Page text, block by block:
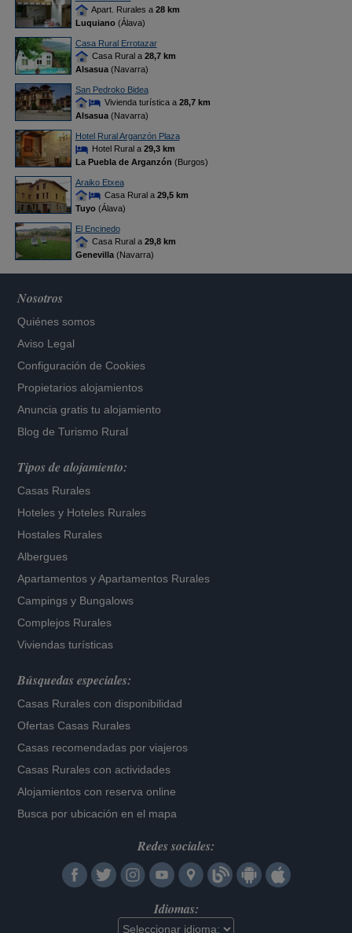
Apart. Rurales a 28 km
Luquiano(Álava)
Casa Rural Errotazar
Casa Rural a 28,7 km
Alsasua(Navarra)
San Pedroko Bidea
Vivienda turística a 28,7 km
Alsasua(Navarra)
Hotel Rural Arganzón Plaza
Hotel Rural a 29,3 km
La Puebla de Arganzón (Burgos)
Araiko Etxea
Casa Rural a 29,5 km
Tuyo(Álava)
El Encinedo
Casa Rural a 29,8 km
Genevilla(Navarra)
Nosotros
Quiénes somos
Aviso Legal
Configuración de Cookies
Propietarios alojamientos
Anuncia gratis tu alojamiento
Blog de Turismo Rural
Tipos de alojamiento:
Casas Rurales
Hoteles y Hoteles Rurales
Hostales Rurales
Albergues
Apartamentos yApartamentos Rurales
Campings y Bungalows
Complejos Rurales
Viviendas turísticas
Búsquedas especiales:
Casas Rurales con disponibilidad
Ofertas Casas Rurales
Casas recomendadas por viajeros
Casas Rurales con actividades
Alojamientos con reserva online
Busca por ubicación en el mapa
Redes sociales:
Idiomas: